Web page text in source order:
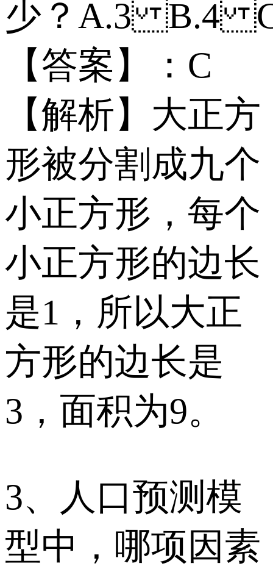
少？ A.3 B.4
【答案】：C
【解析】大正方
形被分割成九个
小正方形，每个
小正方形的边长
是1，所以大正
方形的边长是
3，面积为9。
3、人口预测模
型中，哪项因素